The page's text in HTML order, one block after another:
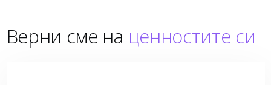
Верни сме на ценностите си